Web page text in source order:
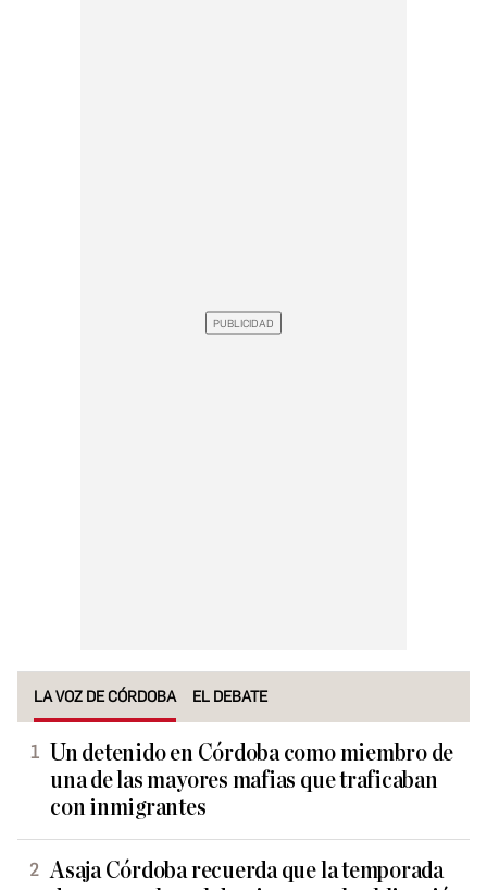
LA VOZ DE CÓRDOBA EL DEBATE
Un detenido en Córdoba como miembro de
una de las mayores mafias que traficaban
con inmigrantes
Asaja Córdoba recuerda que la temporada